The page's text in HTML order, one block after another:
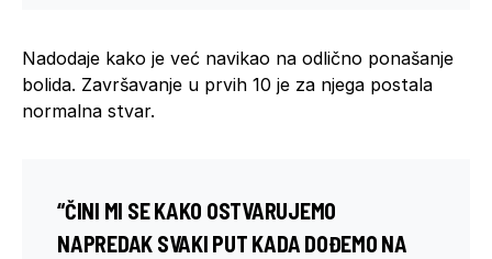
Nadodaje kako je već navikao na odlično ponašanje
bolida. Završavanje u prvih 10 je za njega postala
normalna stvar.
“ČINI MI SE KAKO OSTVARUJEMO
NAPREDAK SVAKI PUT KADA DOĐEMO NA